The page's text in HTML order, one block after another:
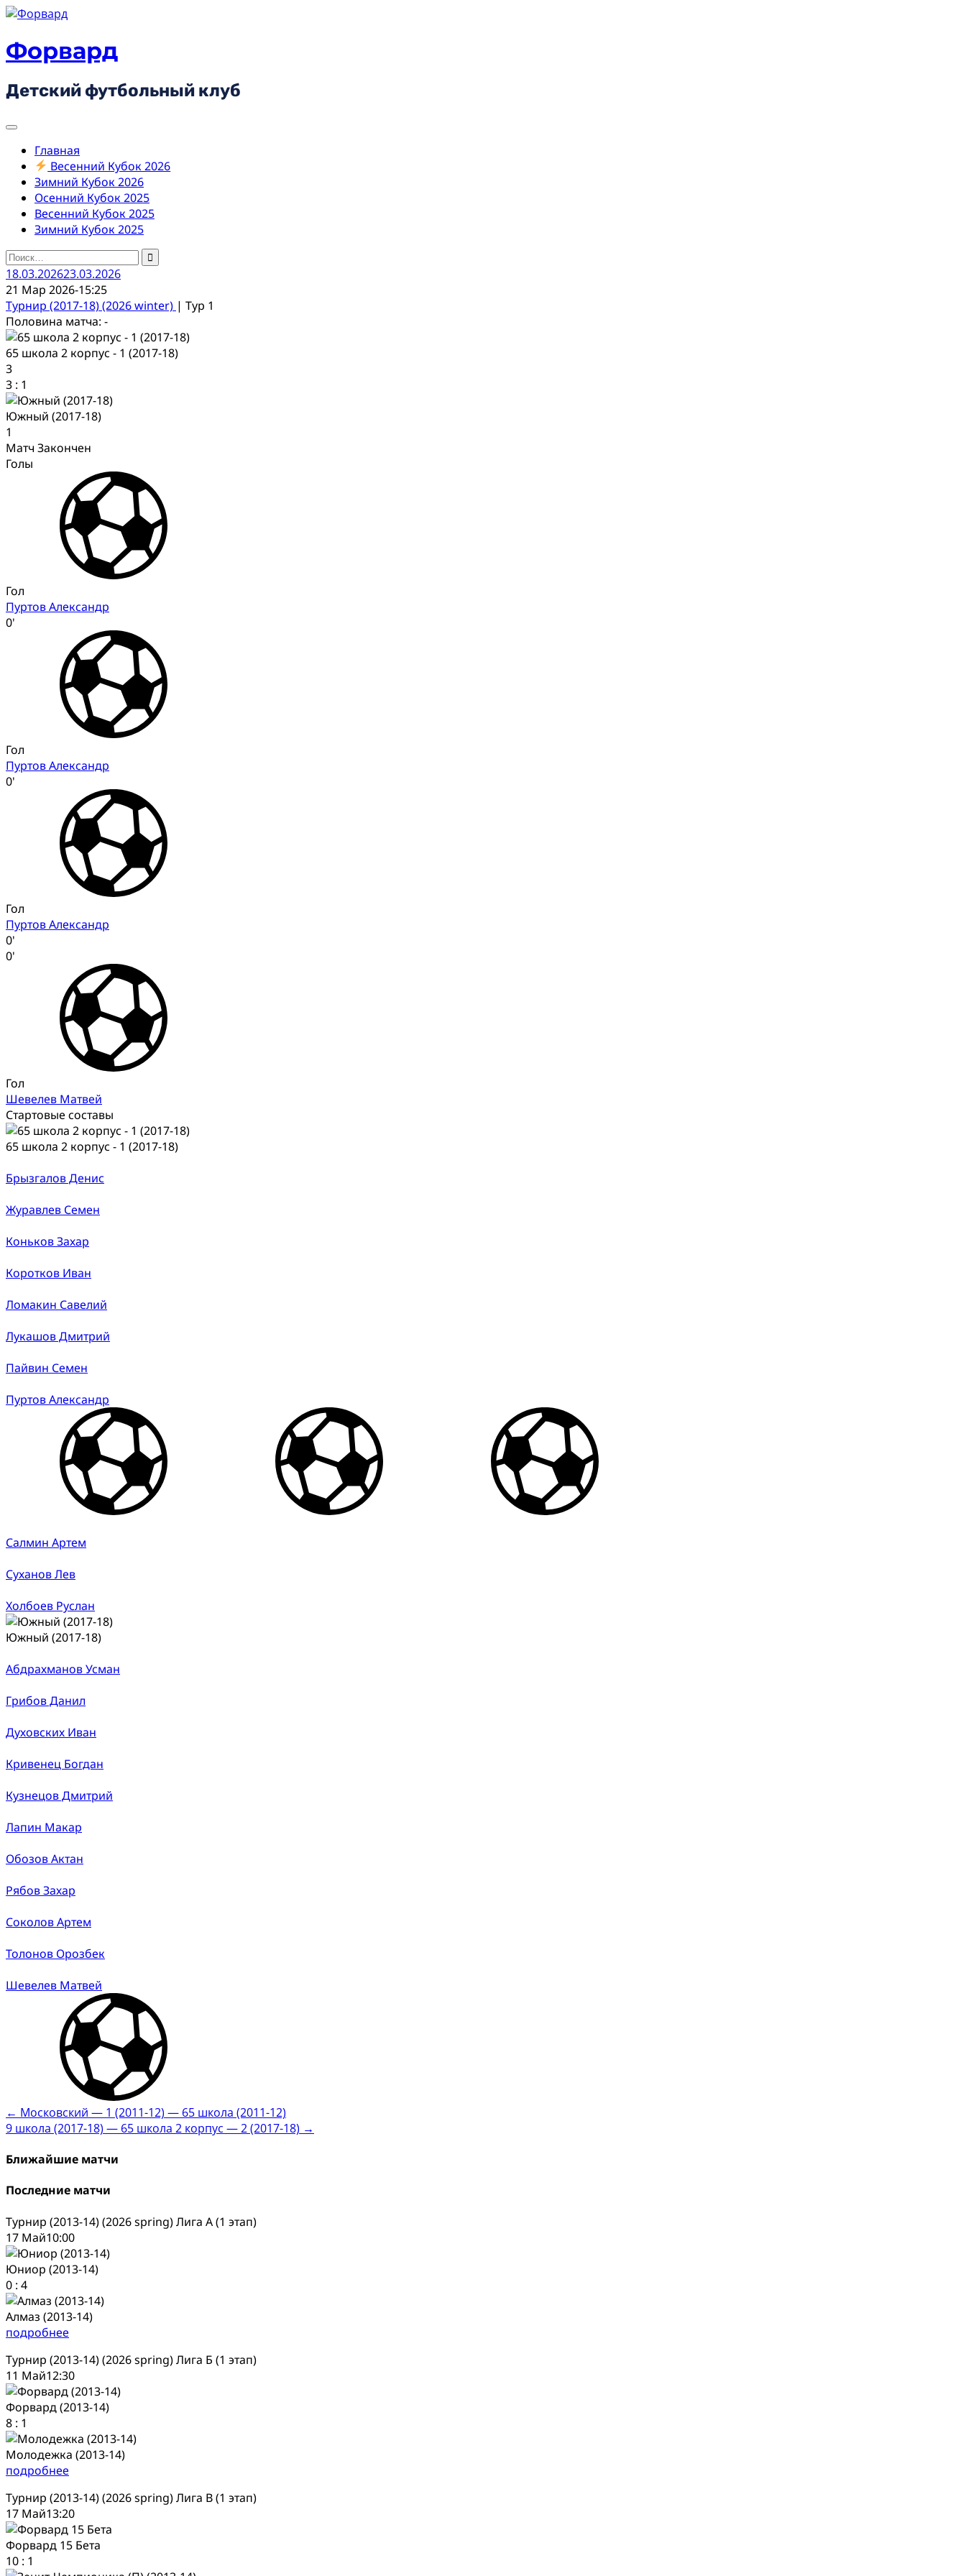
Skip
content
Форвард
Детский футбольный клуб
Главная
Весенний Кубок 2026
Зимний Кубок 2026
Осенний Кубок 2025
Весенний Кубок 2025
Зимний Кубок 2025
Найти:
18.03.202623.03.2026
21 Мар 2026-15:25
Турнир (2017-18) (2026 winter) | Тур 1
Половина матча: -
65 школа 2 корпус - 1 (2017-18)
3
3 : 1
Южный (2017-18)
1
Матч Закончен
Голы
Гол
Пуртов Александр
0'
Гол
Пуртов Александр
0'
Гол
Пуртов Александр
0'
0'
Гол
Шевелев Матвей
Стартовые составы
65 школа 2 корпус - 1 (2017-18)
Брызгалов Денис
Журавлев Семен
Коньков Захар
Коротков Иван
Ломакин Савелий
Лукашов Дмитрий
Пайвин Семен
Пуртов Александр
Салмин Артем
Суханов Лев
Холбоев Руслан
Южный (2017-18)
Абдрахманов Усман
Грибов Данил
Духовских Иван
Кривенец Богдан
Кузнецов Дмитрий
Лапин Макар
Обозов Актан
Рябов Захар
Соколов Артем
Толонов Орозбек
Шевелев Матвей
Post
navigation
← Московский — 1 (2011-12) — 65 школа (2011-12)
9 школа (2017-18) — 65 школа 2 корпус — 2 (2017-18) →
Ближайшие матчи
Последние матчи
Турнир (2013-14) (2026 spring) Лига А (1 этап)
17 Май10:00
Юниор (2013-14)
0 : 4
Алмаз (2013-14)
подробнее
Турнир (2013-14) (2026 spring) Лига Б (1 этап)
11 Май12:30
Форвард (2013-14)
8 : 1
Молодежка (2013-14)
подробнее
Турнир (2013-14) (2026 spring) Лига В (1 этап)
17 Май13:20
Форвард 15 Бета
10 : 1